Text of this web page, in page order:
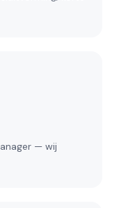
— wij